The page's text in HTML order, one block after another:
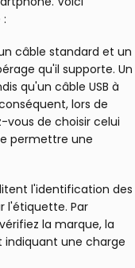
câble standard et un
qu'il supporte. Un
qu'un câble USB à
lors de
vous de choisir celui
permettre une
l'identification des
l'étiquette. Par
la marque, la
une charge